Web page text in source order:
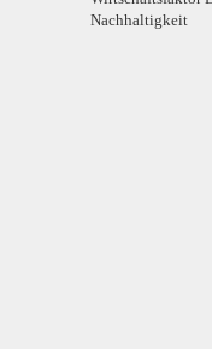
Nachhaltigkeit